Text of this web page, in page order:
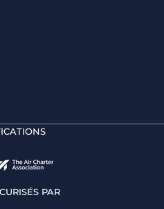
PAR